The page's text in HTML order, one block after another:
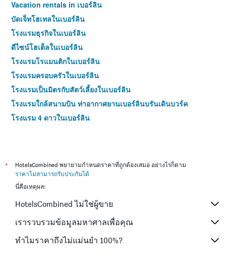
Vacation rentals in เบอร์ลิน
บัดเจ็ทโฮเทลในเบอร์ลิน
โรงแรมธุรกิจในเบอร์ลิน
ดีไซน์โฮเต็ลในเบอร์ลิน
โรงแรมโรแมนติกในเบอร์ลิน
โรงแรมครอบครัวในเบอร์ลิน
โรงแรมเป็นมิตรกับสัตว์เลี้ยงในเบอร์ลิน
โรงแรมใกล้สนามบิน ท่าอากาศยานเบอร์ลินบรันเดินบวร์ค
โรงแรม 4 ดาวในเบอร์ลิน
*
HotelsCombined พยายามกำหนดราคาที่ถูกต้องเสมอ อย่างไรก็ตาม
ราคาไม่สามารถรับประกันได้
นี่คือเหตุผล:
HotelsCombined ไม่ใช่ผู้ขาย
เรารวบรวมข้อมูลมหาศาลเพื่อคุณ
ทำไมราคาถึงไม่แม่นยำ 100%?